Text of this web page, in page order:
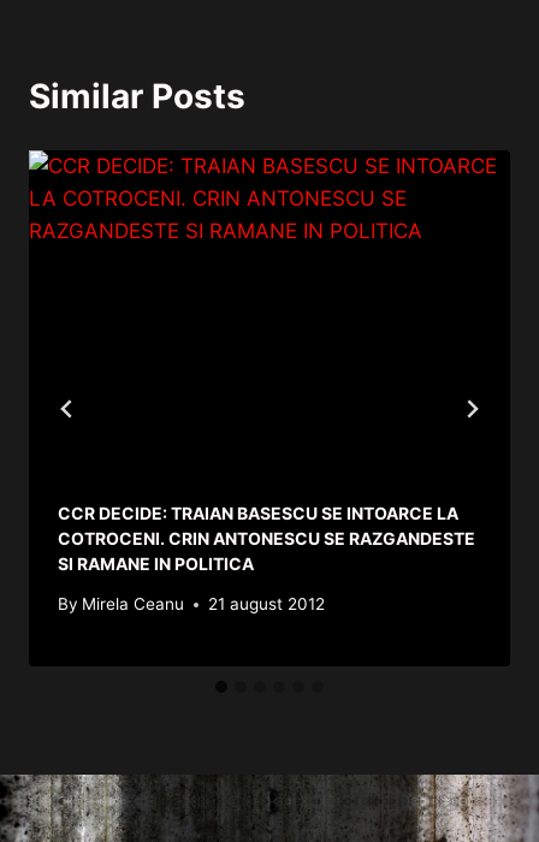
Similar Posts
CCR DECIDE: TRAIAN BASESCU SE INTOARCE LA
COTROCENI. CRIN ANTONESCU SE RAZGANDESTE
SI RAMANE IN POLITICA
By Mirela Ceanu 21 august 2012